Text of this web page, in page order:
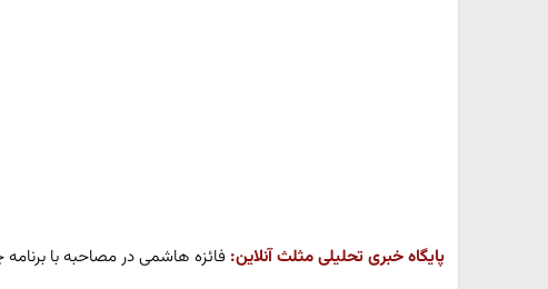
پایگاه خبری تحلیلی مثلث آنلاین: فائزه هاشمی در مصاحبه با برنامه